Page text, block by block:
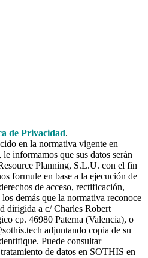
de Privacidad.
en la normativa vigente en
informamos que sus datos serán
Planning, S.L.U. con el fin
formule en base a la ejecución de
de acceso, rectificación,
demás que la normativa reconoce
dirigida a c/ Charles Robert
cp. 46980 Paterna (Valencia), o
adjuntando copia de su
Puede consultar
de datos en SOTHIS en